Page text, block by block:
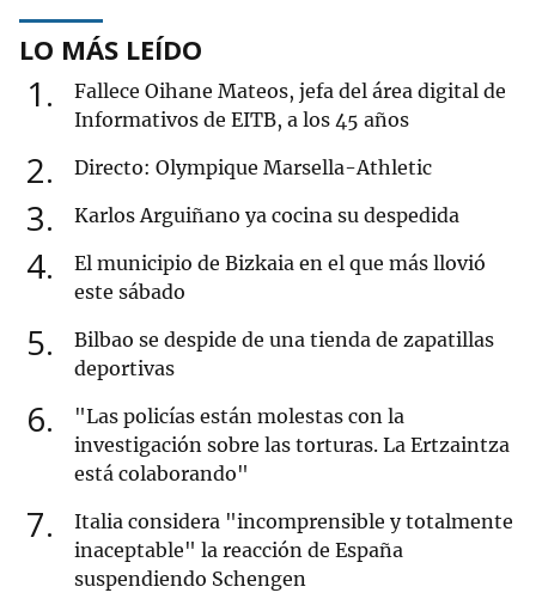
LO MÁS LEÍDO
1
Fallece Oihane Mateos, jefa del área digital de
Informativos de EITB, a los 45 años
2 Directo: Olympique Marsella-Athletic
3 Karlos Arguiñano ya cocina su despedida
4
El municipio de Bizkaia en el que más llovió
este sábado
5
Bilbao se despide de una tienda de zapatillas
deportivas
6
"Las policías están molestas con la
investigación sobre las torturas. La Ertzaintza
está colaborando"
7
Italia considera "incomprensible y totalmente
inaceptable" la reacción de España
suspendiendo Schengen